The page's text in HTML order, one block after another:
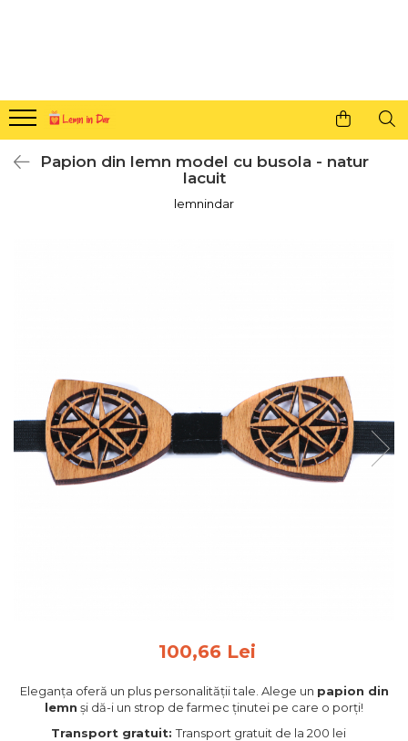
Agende din lemn
Agende 10x10
Semne de carte
Cercei din lemn
Feng Shui
Tablouri personalizate
IQ Puzzle
Aromaterapie
Papioane din lemn
Papion din lemn model cu busola - natur
lacuit
lemnindar
100,66 Lei
Eleganța oferă un plus personalității tale. Alege un papion din
lemn și dă-i un strop de farmec ținutei pe care o porți!
Transport gratuit:Transport gratuit de la 200 lei